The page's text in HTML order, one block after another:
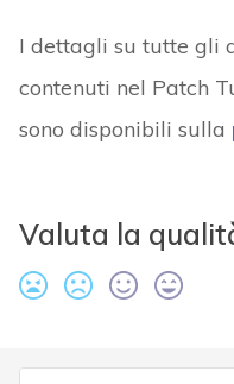
I dettagli su tutte gli
contenuti nel Patch
sono disponibili sulla
Valuta la